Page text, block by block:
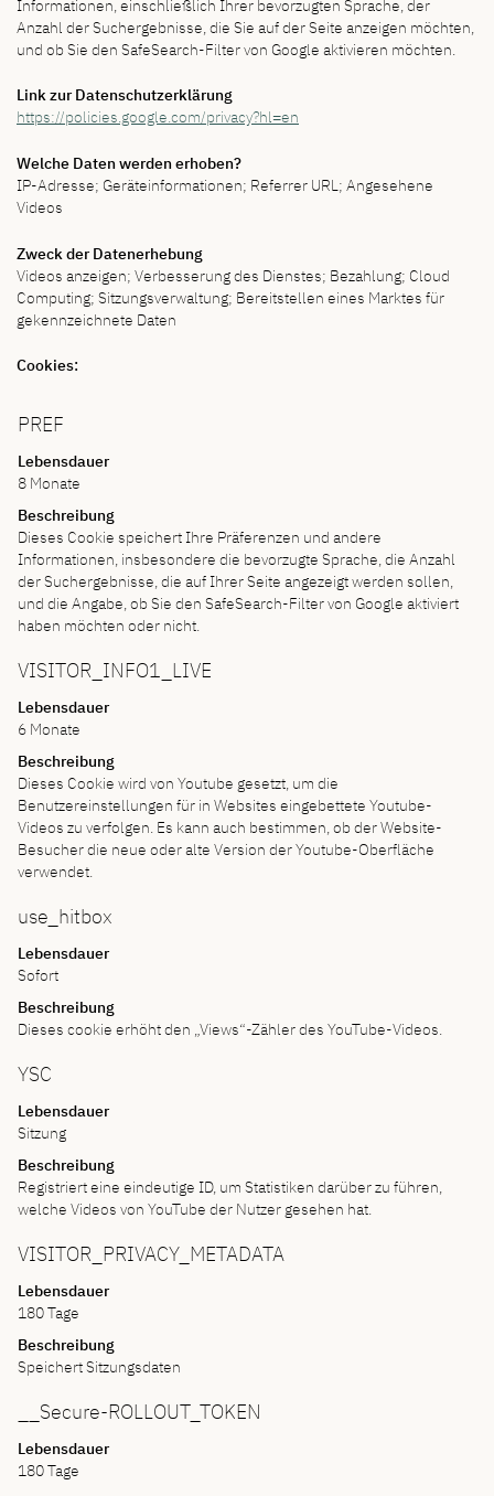
Informationen, einschließlich Ihrer bevorzugten Sprache, der
Anzahl der Suchergebnisse, die Sie auf der Seite anzeigen möchten,
und ob Sie den SafeSearch-Filter von Google aktivieren möchten.
Link zur Datenschutzerklärung
https://policies.google.com/privacy?hl=en
Welche Daten werden erhoben?
IP-Adresse; Geräteinformationen; Referrer URL; Angesehene
Videos
Zweck der Datenerhebung
Videos anzeigen; Verbesserung des Dienstes; Bezahlung; Cloud
Computing; Sitzungsverwaltung; Bereitstellen eines Marktes für
gekennzeichnete Daten
Cookies:
PREF
Lebensdauer
8 Monate
Beschreibung
Dieses Cookie speichert Ihre Präferenzen und andere
Informationen, insbesondere die bevorzugte Sprache, die Anzahl
der Suchergebnisse, die auf Ihrer Seite angezeigt werden sollen,
und die Angabe, ob Sie den SafeSearch-Filter von Google aktiviert
haben möchten oder nicht.
VISITOR_INFO1_LIVE
Lebensdauer
6 Monate
Beschreibung
Dieses Cookie wird von Youtube gesetzt, um die
Benutzereinstellungen für in Websites eingebettete Youtube-
Videos zu verfolgen. Es kann auch bestimmen, ob der Website-
Besucher die neue oder alte Version der Youtube-Oberfläche
verwendet.
use_hitbox
Lebensdauer
Sofort
Beschreibung
Dieses cookie erhöht den „Views“-Zähler des YouTube-Videos.
YSC
Lebensdauer
Sitzung
Beschreibung
Registriert eine eindeutige ID, um Statistiken darüber zu führen,
welche Videos von YouTube der Nutzer gesehen hat.
VISITOR_PRIVACY_METADATA
Lebensdauer
180 Tage
Beschreibung
Speichert Sitzungsdaten
__Secure-ROLLOUT_TOKEN
Lebensdauer
180 Tage